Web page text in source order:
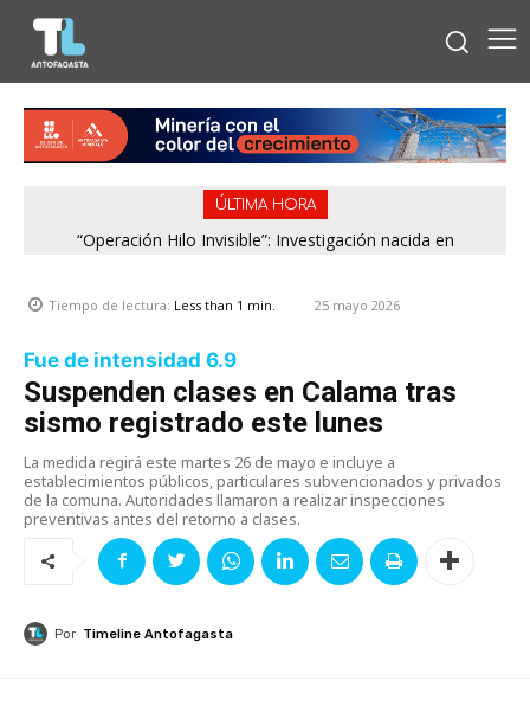
ÚLTIMA HORA
“Operación Hilo Invisible”: Investigación nacida en
Tiempo de lectura: Less than 1 min. 25 mayo 2026
Fue de intensidad 6.9
Suspenden clases en Calama tras
sismo registrado este lunes
La medida regirá este martes 26 de mayo e incluye a
establecimientos públicos, particulares subvencionados y privados
de la comuna. Autoridades llamaron a realizar inspecciones
preventivas antes del retorno a clases.
Por Timeline Antofagasta